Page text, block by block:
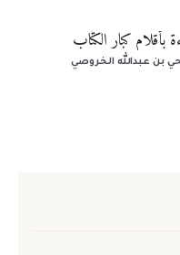
بأقلام كبار الكتّاب
بن عبدالله الخروصي
فقدت كلمة المرور
العوضية يرجى الضغط